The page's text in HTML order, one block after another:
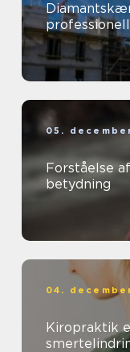
05.
Forståelse
betydning
04.
Kiropraktik